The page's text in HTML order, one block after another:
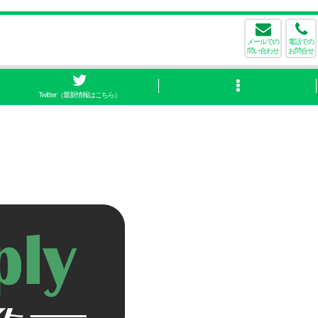
メールでの
問い合わせ
電話での
お問合せ
Twitter（最新情報はこちら）